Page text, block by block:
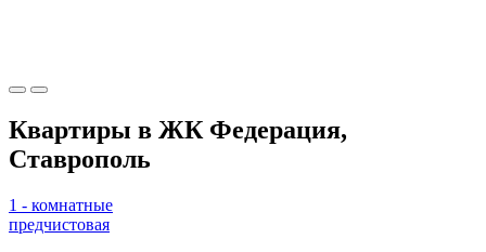
Квартиры в ЖК Федерация,
Ставрополь
1 - комнатные
предчистовая